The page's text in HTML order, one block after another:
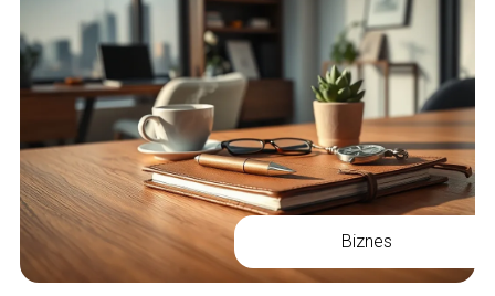
Biznes